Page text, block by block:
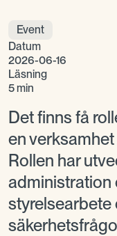
Event
Datum
2026-06-16
Läsning
5 min
Det finns få
en
Rollen har
administration
styrelsearbete